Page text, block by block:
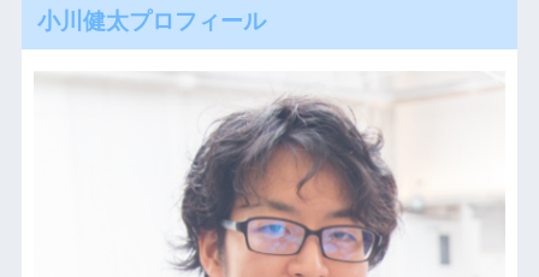
小川健太プロフィール